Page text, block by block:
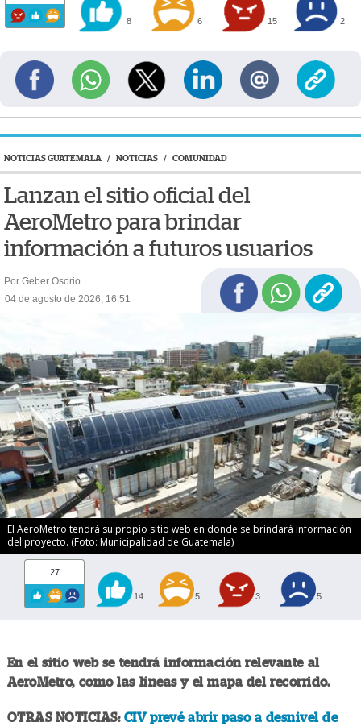
8 6 15 2
NOTICIAS GUATEMALA / NOTICIAS / COMUNIDAD
Lanzan el sitio oficial del
AeroMetro para brindar
información a futuros usuarios
Por Geber Osorio
04 de agosto de 2026, 16:51
El AeroMetro tendrá su propio sitio web en donde se brindará información
del proyecto. (Foto: Municipalidad de Guatemala)
27
14 5 3 5
En el sitio web se tendrá información relevante al
AeroMetro, como las líneas y el mapa del recorrido.
OTRAS NOTICIAS: CIV prevé abrir paso a desnivel de